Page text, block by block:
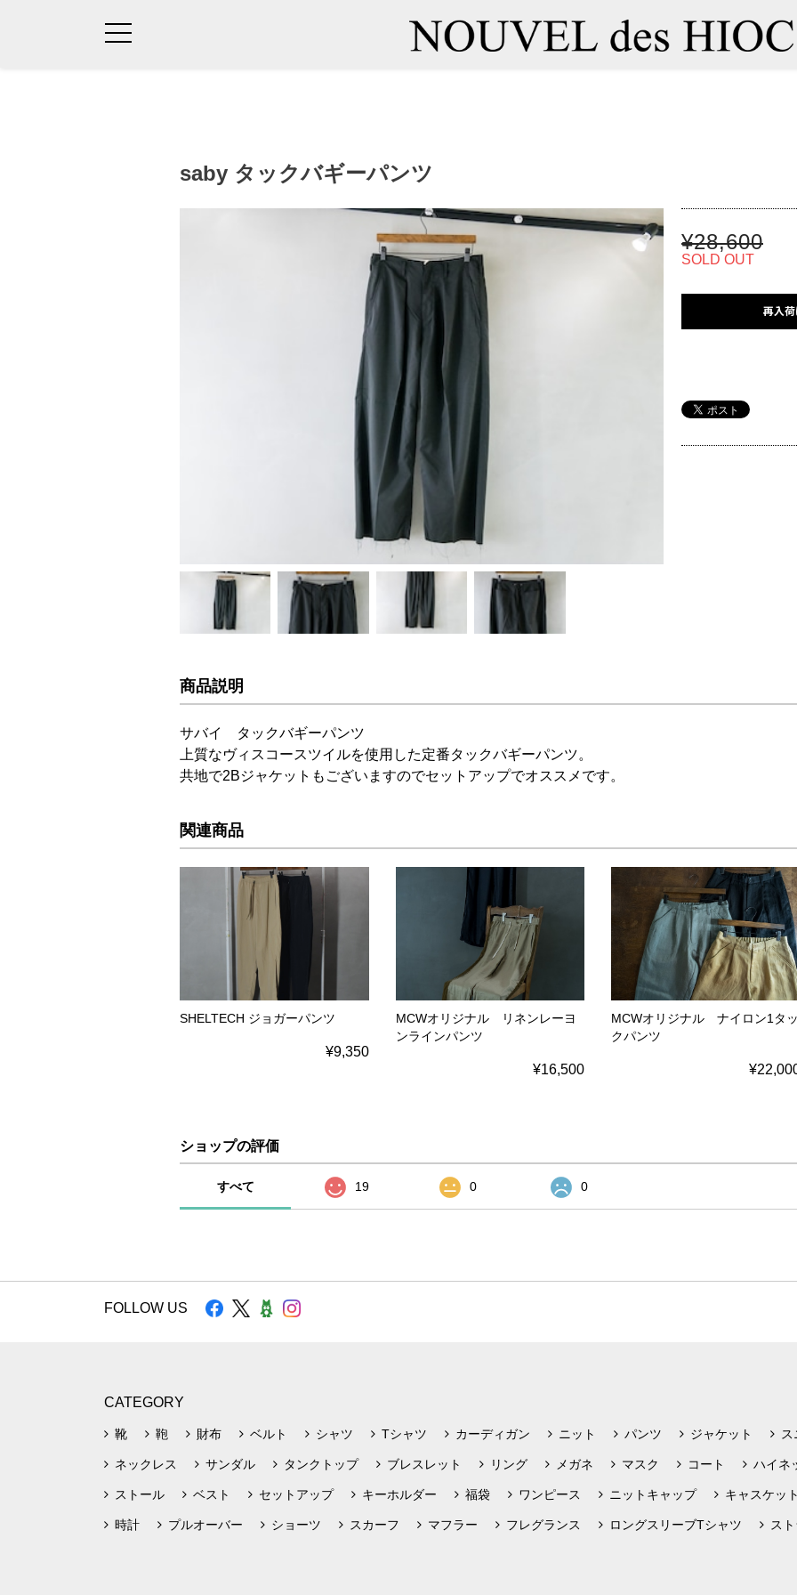
saby タックバギーパンツ
¥28,600
SOLD OUT
再入
商品説明
サバイ タックバギーパンツ
上質なヴィスコースツイルを使用した定番タックバギーパンツ。
共地で2Bジャケットもございますのでセットアップでオススメです。
関連商品
SHELTECH ジョガーパンツ
¥9,350
MCWオリジナル リネンレーヨ
ンラインパンツ
¥16,500
MCWオリジナル ナイロン1タ
クパンツ
ショップの評価
すべて 19 0 0
FOLLOW US
CATEGORY
靴 鞄 財布 ベルト シャツ Tシャツ カーディガン ニット パンツ ジャケット
ネックレス サンダル タンクトップ ブレスレット リング メガネ マスク コート ハイネ
ストール ベスト セットアップ キーホルダー 福袋 ワンピース ニットキャップ キャスケッ
時計 プルオーバー ショーツ スカーフ マフラー フレグランス ロングスリーブTシャツ ス